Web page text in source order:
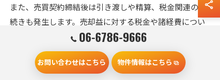
また、売買契約締結後は引き渡しや精算、税金関連の手
続きも発生します。売却益に対する税金や諸経費につい
ても事前に確認し、トラブルを未然に防ぐことが大切で
す。専門家への相談や事前準備を徹底することで、スム
ーズな売却を実現できます。
06-6786-9666
お問い合わせはこちら 物件情報はこちら